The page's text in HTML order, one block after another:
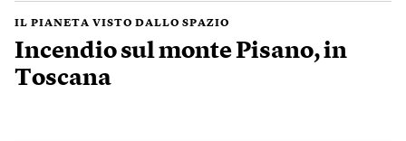
IL PIANETA VISTO DALLO SPAZIO
Incendio sul monte Pisano, in
Toscana